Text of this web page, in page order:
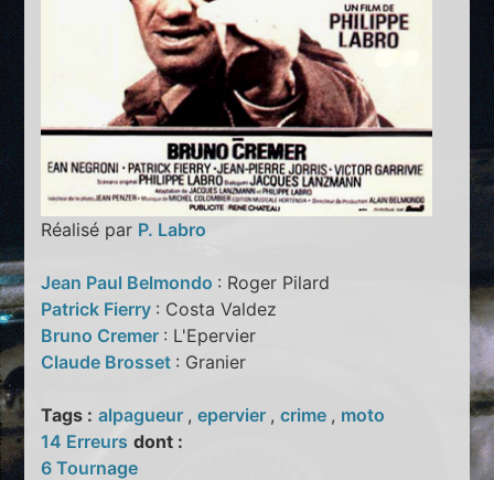
Réalisé par P. Labro
Jean Paul Belmondo : Roger Pilard
Patrick Fierry : Costa Valdez
Bruno Cremer : L'Epervier
Claude Brosset : Granier
Tags : alpagueur ,epervier ,crime , moto
14 Erreurs dont :
6 Tournage